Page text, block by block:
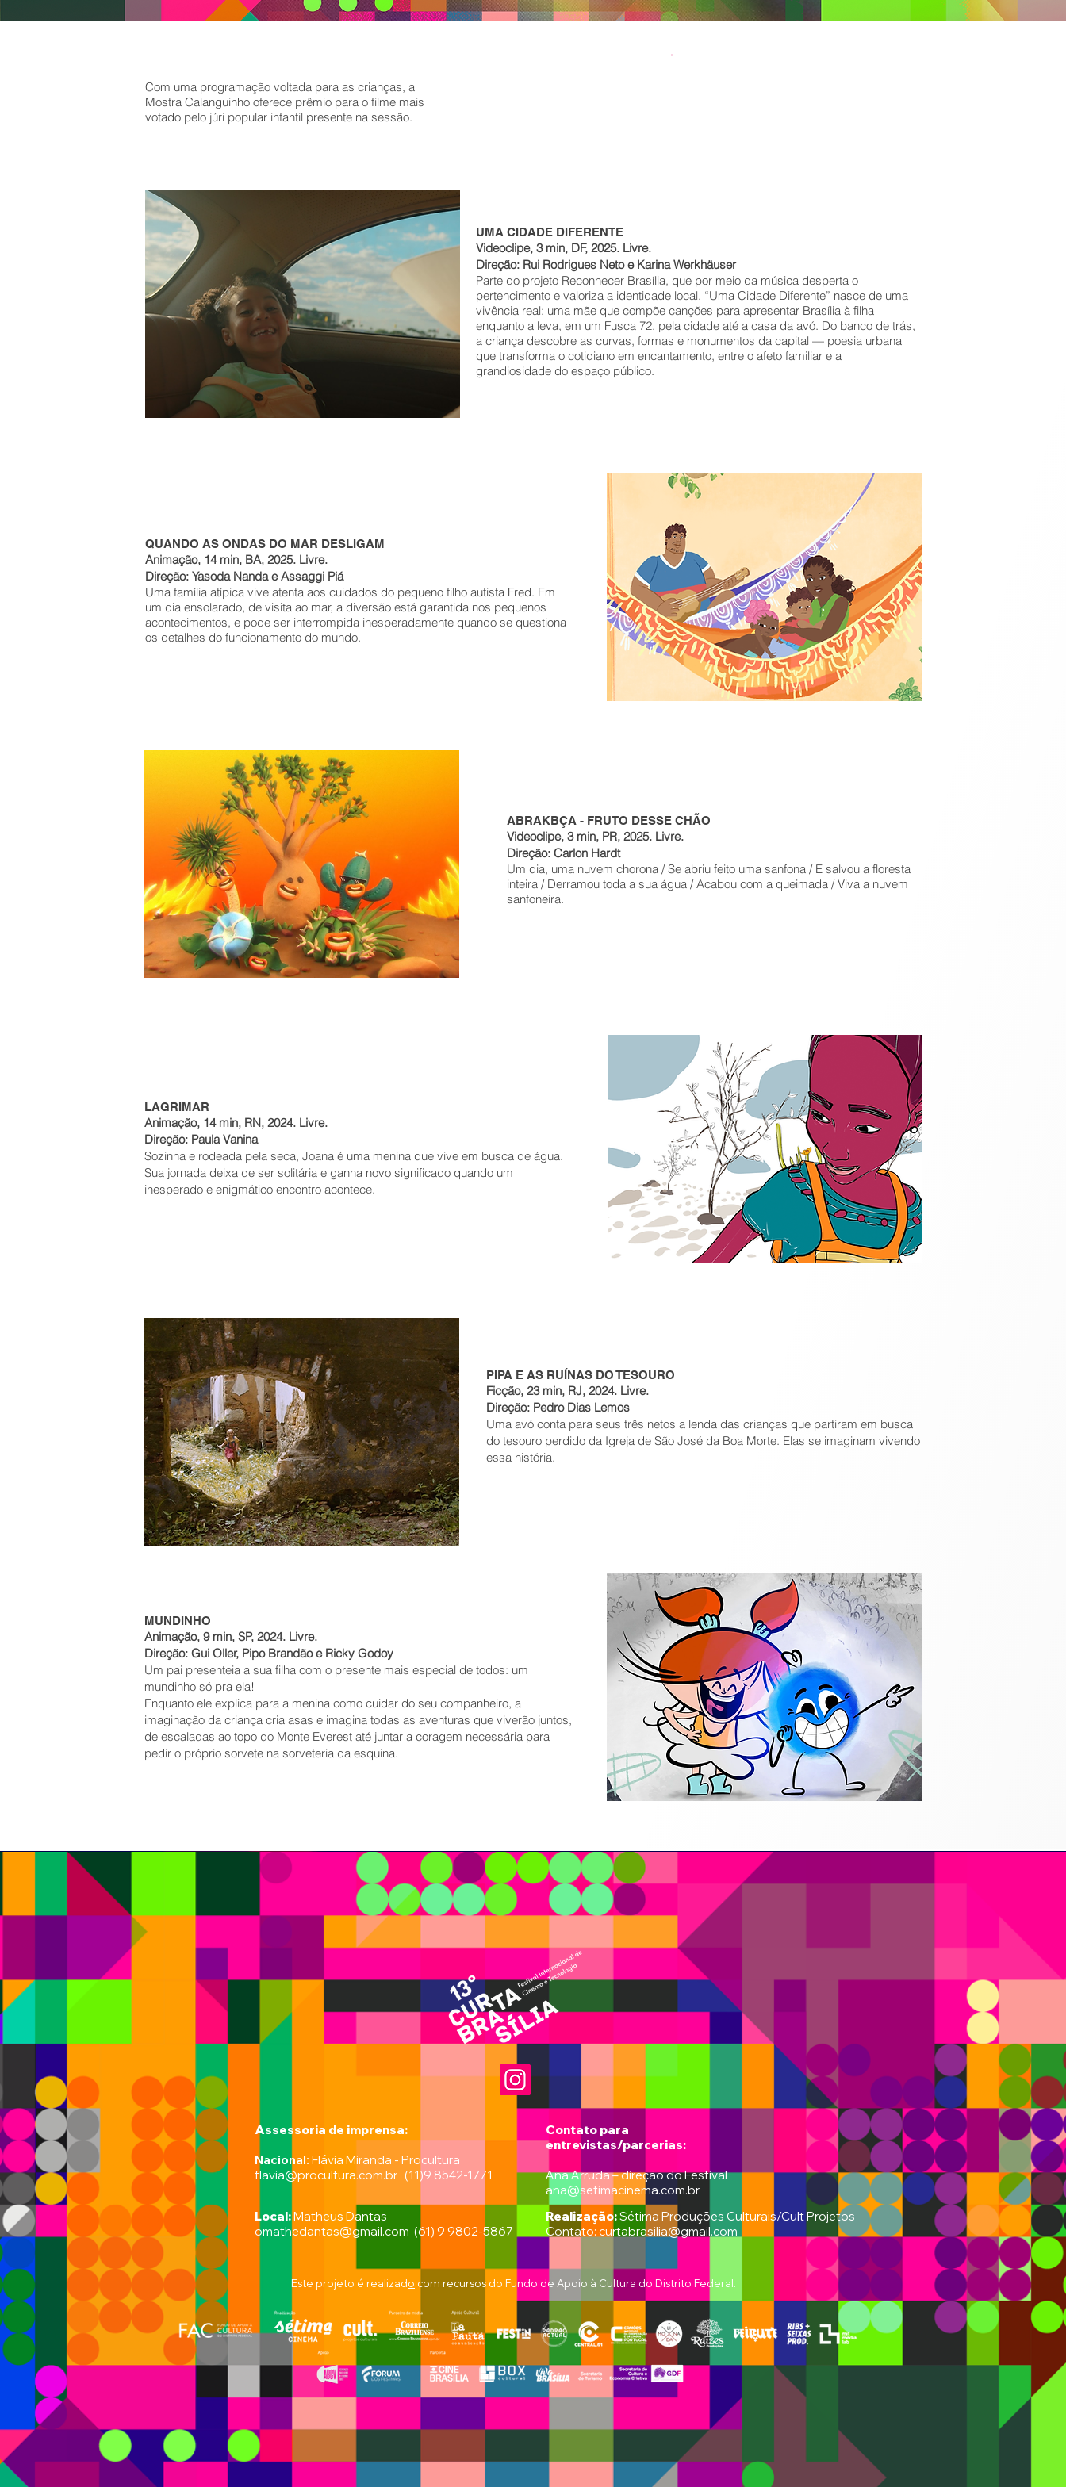
Com uma programação voltada para as crianças, a
Mostra Calanguinho oferece prêmio para o filme mais
votado pelo júri popular infantil presente na sessão.
UMA CIDADE DIFERENTE
Videoclipe, 3 min, DF, 2025. Livre.
Direção: Rui Rodrigues Neto e Karina Werkhäuser
Parte do projeto Reconhecer Brasília, que por meio da música desperta o
pertencimento e valoriza a identidade local, “Uma Cidade Diferente” nasce de uma
vivência real: uma mãe que compõe canções para apresentar Brasília à filha
enquanto a leva, em um Fusca 72, pela cidade até a casa da avó. Do banco de trás,
a criança descobre as curvas, formas e monumentos da capital — poesia urbana
que transforma o cotidiano em encantamento, entre o afeto familiar e a
grandiosidade do espaço público.
QUANDO AS ONDAS DO MAR DESLIGAM
Animação, 14 min, BA, 2025. Livre.
Direção: Yasoda Nanda e Assaggi Piá
Uma família atípica vive atenta aos cuidados do pequeno filho autista Fred. Em
um dia ensolarado, de visita ao mar, a diversão está garantida nos pequenos
acontecimentos, e pode ser interrompida inesperadamente quando se questiona
os detalhes do funcionamento do mundo.
ABRAKBÇA - FRUTO DESSE CHÃO
Videoclipe, 3 min, PR, 2025. Livre.
Direção: Carlon Hardt
Um dia, uma nuvem chorona / Se abriu feito uma sanfona / E salvou a floresta
inteira / Derramou toda a sua água / Acabou com a queimada / Viva a nuvem
sanfoneira.
LAGRIMAR
Animação, 14 min, RN, 2024. Livre.
Direção: Paula Vanina
Sozinha e rodeada pela seca, Joana é uma menina que vive em busca de água.
Sua jornada deixa de ser solitária e ganha novo significado quando um
inesperado e enigmático encontro acontece.
PIPA E AS RUÍNAS DO TESOURO
Ficção, 23 min, RJ, 2024. Livre.
Direção: Pedro Dias Lemos
Uma avó conta para seus três netos a lenda das crianças que partiram em busca
do tesouro perdido da Igreja de São José da Boa Morte. Elas se imaginam vivendo
essa história.
MUNDINHO
Animação, 9 min, SP, 2024. Livre.
Direção: Gui Oller, Pipo Brandão e Ricky Godoy
Um pai presenteia a sua filha com o presente mais especial de todos: um
mundinho só pra ela!
Enquanto ele explica para a menina como cuidar do seu companheiro, a
imaginação da criança cria asas e imagina todas as aventuras que viverão juntos,
de escaladas ao topo do Monte Everest até juntar a coragem necessária para
pedir o próprio sorvete na sorveteria da esquina.
Assessoria de imprensa:
Nacional: Flávia Miranda - Procultura
flavia@procultura.com.br (11)9 8542-1771
Local:Matheus Dantas
omathedantas@gmail.com (61) 9 9802-5867
Contato para
entrevistas/parcerias:
Ana Arruda – direção do Festival
ana@setimacinema.com.br
Realização:Sétima Produções Culturais/Cult Projetos
Contato: curtabrasilia@gmail.com
Este projeto é realizado com recursos do Fundo de Apoio à Cultura do Distrito Federal.